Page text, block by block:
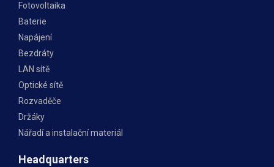
Fotovoltaika
Baterie
Napájení
Bezdráty
LAN sítě
Optické sítě
Rozvaděče
Držáky
Nářadí a instalační materiál
Headquarters